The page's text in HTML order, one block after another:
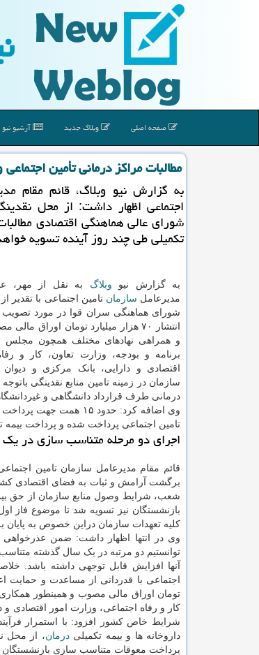
صفحه اصلی وبلاگ جدید آرشیو
مطالبات مراکز درمانی تأمین
به گزارش نیو وبلاگ، قائم مقام
اجتماعی اظهار داشت: از محل
شورای عالی هماهنگی اقتصادی
تکمیلی طی چند روز آینده تسویه
به گزارش نیو وبلاگ به نقل از مهر،
مدیرعامل سازمان تامین اجتماعی با
شورای هماهنگی سران قوا در مورد تصویب و
انتشار ۷۰ هزار میلیارد تومان اوراق
و همراهی نهادهای مختلف همچون مجلس
برنامه و بودجه، وزارت تعاون، کار و
اقتصادی و دارایی، بانک مرکزی و
سازمان در زمینه تامین منابع نقدینگی
درمانی طرف قرارداد دانشگاهی و
وی اضافه کرد: حدود
تامین اجتماعی پرداخت شده و پرداخت
اجرای دو مرحله متناسب سازی در
قائم مقام مدیرعامل سازمان تامین
برگشت آرامش و ثبات به فضای اقتصادی
شعب، شرایط وصول منابع سازمان از حق
بازنشستگان نیز تسویه شد تا موضوع فاز
کلیه تعهدات سازمان دراین خصوص به پایان
وی در انتها اظهار داشت: ضمن عذرخواهی
توانستیم دو مرتبه در یک سال گذشته
آنها افزایش قابل توجهی داشته باشد.
تومان اوراق مالی مصوب و همینطور
کار و رفاه اجتماعی، وزارت امور اقتصادی و
شرایط خاص کشور افزود: با استمرار
داروخانه ها و بیمه تکمیلیدرمان، از محل
پرداخت معوقات متناسب سازی